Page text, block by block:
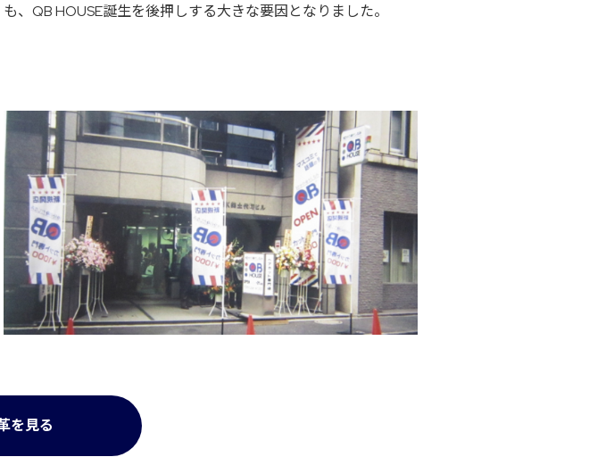
も、QB HOUSE誕生を後押しする大きな要因となりました。
を見る